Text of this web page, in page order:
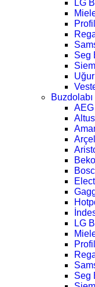
LG
Seg
LG
Seg